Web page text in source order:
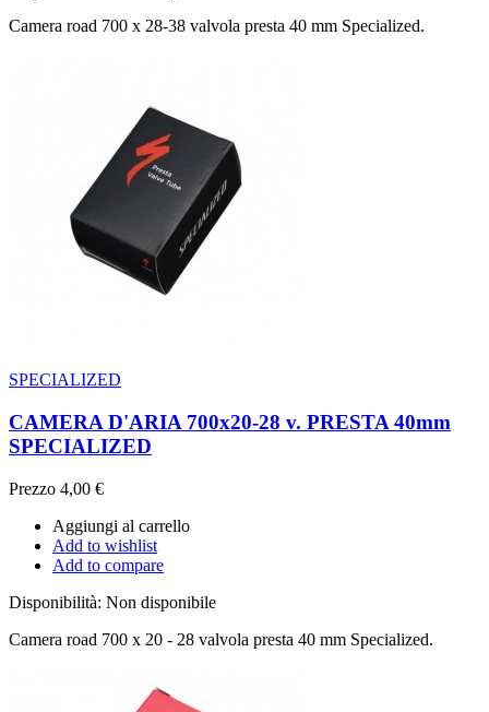
Camera road 700 x 28-38 valvola presta 40 mm Specialized.
SPECIALIZED
CAMERA D'ARIA 700x20-28 v. PRESTA 40mm
SPECIALIZED
Prezzo 4,00 €
Aggiungi al carrello
Add to wishlist
Add to compare
Disponibilità: Non disponibile
Camera road 700 x 20 - 28 valvola presta 40 mm Specialized.